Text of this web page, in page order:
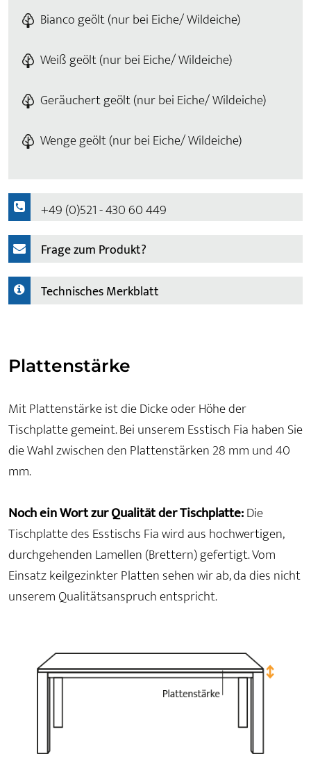
Bianco geölt (nur bei Eiche/ Wildeiche)
Weiß geölt (nur bei Eiche/ Wildeiche)
Geräuchert geölt (nur bei Eiche/ Wildeiche)
Wenge geölt (nur bei Eiche/ Wildeiche)
+49 (0)521 - 430 60 449
Frage zum Produkt?
Technisches Merkblatt
Plattenstärke
Mit Plattenstärke ist die Dicke oder Höhe der
Tischplatte gemeint. Bei unserem Esstisch Fia haben Sie
die Wahl zwischen den Plattenstärken 28 mm und 40
mm.
Noch ein Wort zur Qualität der Tischplatte:Die
Tischplatte des Esstischs Fia wird aus hochwertigen,
durchgehenden Lamellen (Brettern) gefertigt. Vom
Einsatz keilgezinkter Platten sehen wir ab, da dies nicht
unserem Qualitätsanspruch entspricht.